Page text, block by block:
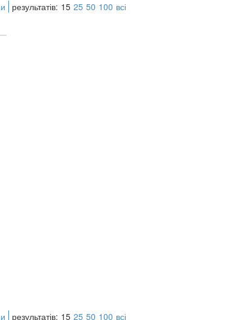
результатів: 15 25 50 100 всі
результатів: 15 25 50 100 всі